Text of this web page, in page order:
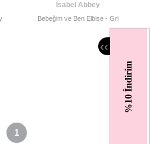
%10 İndirim
‹‹
Isabel Abbey
Bebeğim ve Ben Elbise - Gri
1